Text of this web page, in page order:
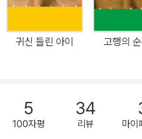
듯 생생한 몰입감을 경험하게 해주
는 약초를 이용한 범죄부터, 당대
한 사회 구조와 인간의 존재 의미
독하는 독자에게 독특한 재미와
귀신 들린 아이 고행의
5
100자평
34
리뷰 마이